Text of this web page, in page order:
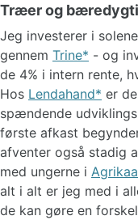
Træer og
Jeg investerer i
gennem Trine
- og
de 4% i intern rente,
Hos Lendahand
er
spændende
første afkast
afventer også stadig
med ungerne i
alt i alt er jeg med i
de kan gøre en